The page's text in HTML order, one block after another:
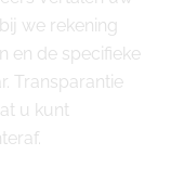
we rekening
en de specifieke
Transparantie
u kunt